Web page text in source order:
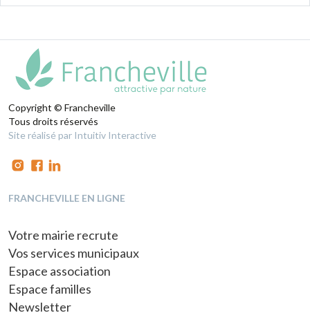
Copyright © Francheville
Tous droits réservés
Site réalisé par Intuitiv Interactive
FRANCHEVILLE EN LIGNE
Votre mairie recrute
Vos services municipaux
Espace association
Espace familles
Newsletter